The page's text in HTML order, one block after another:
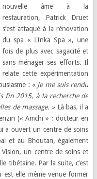
nouvelle âme à la
restauration, Patrick Druet
s’est attaqué à la rénovation
du spa « LInka Spa », une
fois de plus avec sagacité et
sans ménager ses efforts. Il
relate cette expérimentation
: « Je me suis rendu
fin 2015, à la recherche de
de massage. » Là bas, il a
(« Amchi » : docteur en
a ouvert un centre de soins
et au Bhoutan, également
un centre de soins et
tibétaine. Par la suite, c’est
est elle même venue former